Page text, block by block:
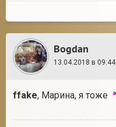
Bogdan
13.04.2018 в 09:44
ffake, Марина, я тоже